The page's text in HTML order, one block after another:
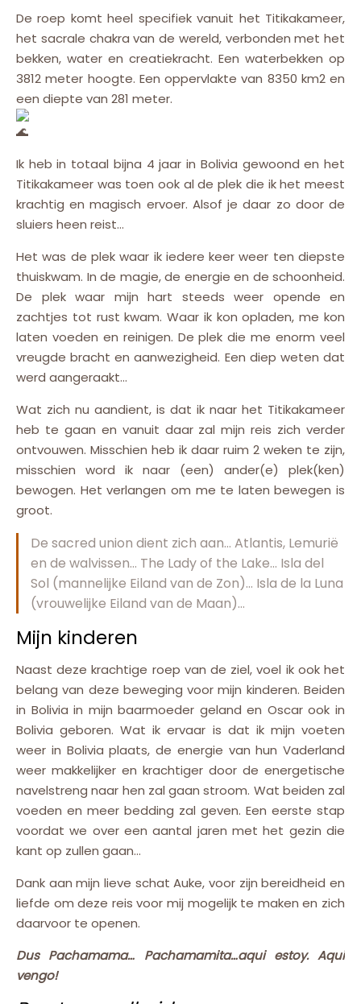
De roep komt heel specifiek vanuit het Titikakameer,
het sacrale chakra van de wereld, verbonden met het
bekken, water en creatiekracht. Een waterbekken op
3812 meter hoogte. Een oppervlakte van 8350 km2 en
een diepte van 281 meter.
Ik heb in totaal bijna 4 jaar in Bolivia gewoond en het
Titikakameer was toen ook al de plek die ik het meest
krachtig en magisch ervoer. Alsof je daar zo door de
sluiers heen reist…
Het was de plek waar ik iedere keer weer ten diepste
thuiskwam. In de magie, de energie en de schoonheid.
De plek waar mijn hart steeds weer opende en
zachtjes tot rust kwam. Waar ik kon opladen, me kon
laten voeden en reinigen. De plek die me enorm veel
vreugde bracht en aanwezigheid. Een diep weten dat
werd aangeraakt…
Wat zich nu aandient, is dat ik naar het Titikakameer
heb te gaan en vanuit daar zal mijn reis zich verder
ontvouwen. Misschien heb ik daar ruim 2 weken te zijn,
misschien word ik naar (een) ander(e) plek(ken)
bewogen. Het verlangen om me te laten bewegen is
groot.
De sacred union dient zich aan… Atlantis, Lemurië
en de walvissen… The Lady of the Lake… Isla del
Sol (mannelijke Eiland van de Zon)… Isla de la Luna
(vrouwelijke Eiland van de Maan)…
Mijn kinderen
Naast deze krachtige roep van de ziel, voel ik ook het
belang van deze beweging voor mijn kinderen. Beiden
in Bolivia in mijn baarmoeder geland en Oscar ook in
Bolivia geboren. Wat ik ervaar is dat ik mijn voeten
weer in Bolivia plaats, de energie van hun Vaderland
weer makkelijker en krachtiger door de energetische
navelstreng naar hen zal gaan stroom. Wat beiden zal
voeden en meer bedding zal geven. Een eerste stap
voordat we over een aantal jaren met het gezin die
kant op zullen gaan…
Dank aan mijn lieve schat Auke, voor zijn bereidheid en
liefde om deze reis voor mij mogelijk te maken en zich
daarvoor te openen.
Dus Pachamama… Pachamamita…aqui estoy. Aqui
vengo!